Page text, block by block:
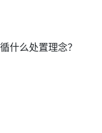
什么处置理念？